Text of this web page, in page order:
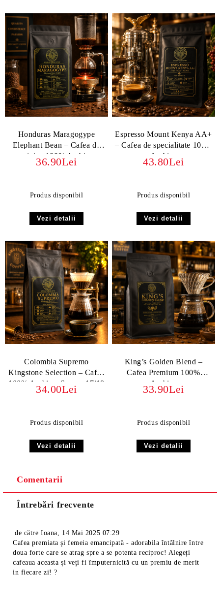
Honduras Maragogype
Elephant Bean – Cafea de
origine 100% Arabica
36.90Lei
Produs disponibil
Vezi detalii
Espresso Mount Kenya AA+
– Cafea de specialitate 100%
Arabica
43.80Lei
Produs disponibil
Vezi detalii
Colombia Supremo
Kingstone Selection – Cafea
100% Arabica, Screen 17/18
34.00Lei
Produs disponibil
Vezi detalii
King’s Golden Blend –
Cafea Premium 100%
Arabica
33.90Lei
Produs disponibil
Vezi detalii
Comentarii
Întrebări frecvente
de cătreIoana
14 Mai 2025 07:29
Cafea premiata și femeia emancipată - adorabila întâlnire între
doua forte care se atrag spre a se potenta reciproc! Alegeți
cafeaua aceasta și veți fi împuternicită cu un premiu de merit
in fiecare zi! ?